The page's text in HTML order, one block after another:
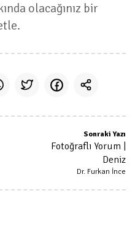
olacağınız bir
Sonraki Yazı
Fotoğraflı Yorum |
Deniz
Dr. Furkan İnce